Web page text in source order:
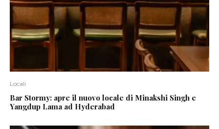
Locali
Bar Stormy: apre il nuovo locale di Minakshi Singh e
Yangdup Lama ad Hyderabad